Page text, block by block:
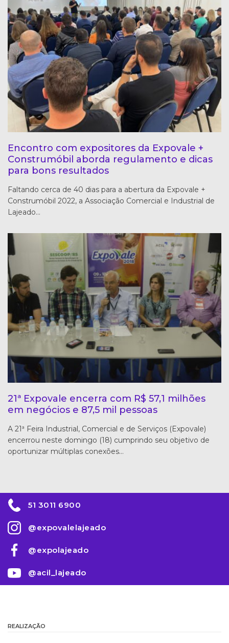
Encontro com expositores da Expovale +
Construmóbil aborda regulamento e dicas
para bons resultados
Faltando cerca de 40 dias para a abertura da Expovale +
Construmóbil 2022, a Associação Comercial e Industrial de
Lajeado…
21ª Expovale encerra com R$ 57,1 milhões
em negócios e 87,5 mil pessoas
A 21ª Feira Industrial, Comercial e de Serviços (Expovale)
encerrou neste domingo (18) cumprindo seu objetivo de
oportunizar múltiplas conexões…
51 3011 6900
@expovalelajeado
@expolajeado
@acil_lajeado
REALIZAÇÃO